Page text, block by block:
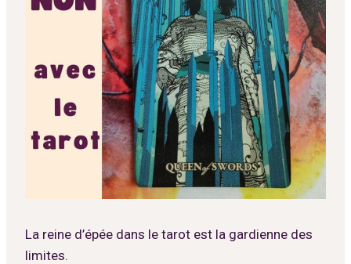
La reine d’épée dans le tarot est la gardienne des
limites.